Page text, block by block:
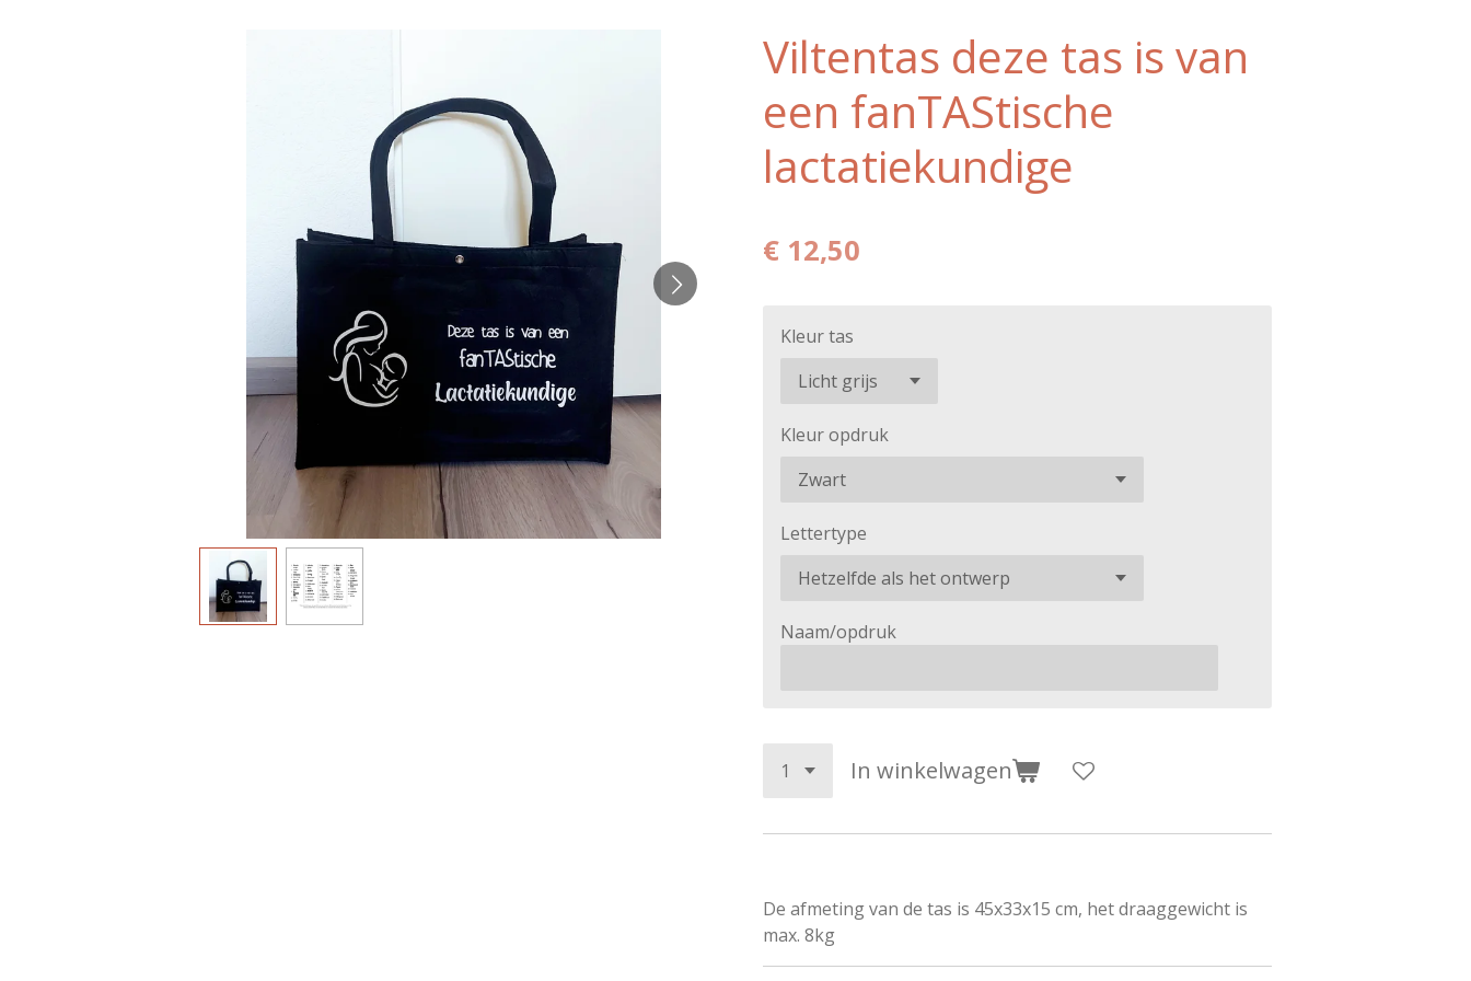
Viltentas deze tas is van
een fanTAStische
lactatiekundige
€ 12,50
Kleur tas
Kleur opdruk
Lettertype
Naam/opdruk
In winkelwagen
De afmeting van de tas is 45x33x15 cm, het draaggewicht is
max. 8kg